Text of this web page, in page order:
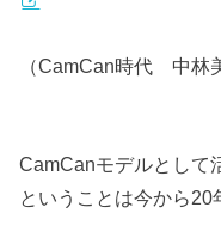
（CamCan時代 中林
CamCanモデルとして
ということは今から20